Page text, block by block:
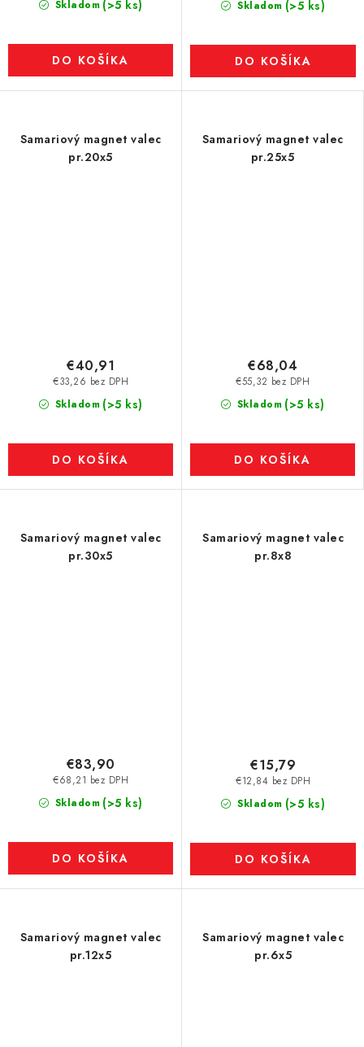
Skladom (>5 ks)
DO KOŠÍKA
Skladom (>5 ks)
DO KOŠÍKA
Samariový magnet valec
pr.20x5
Skladom (>5 ks)
€33,26 bez DPH
€40,91
DO KOŠÍKA
Samariový magnet valec
pr.25x5
Skladom (>5 ks)
€55,32 bez DPH
€68,04
DO KOŠÍKA
Samariový magnet valec
pr.30x5
Skladom (>5 ks)
€68,21 bez DPH
€83,90
DO KOŠÍKA
Samariový magnet valec
pr.8x8
Skladom (>5 ks)
€12,84 bez DPH
€15,79
DO KOŠÍKA
Samariový magnet valec
pr.12x5
Samariový magnet valec
pr.6x5